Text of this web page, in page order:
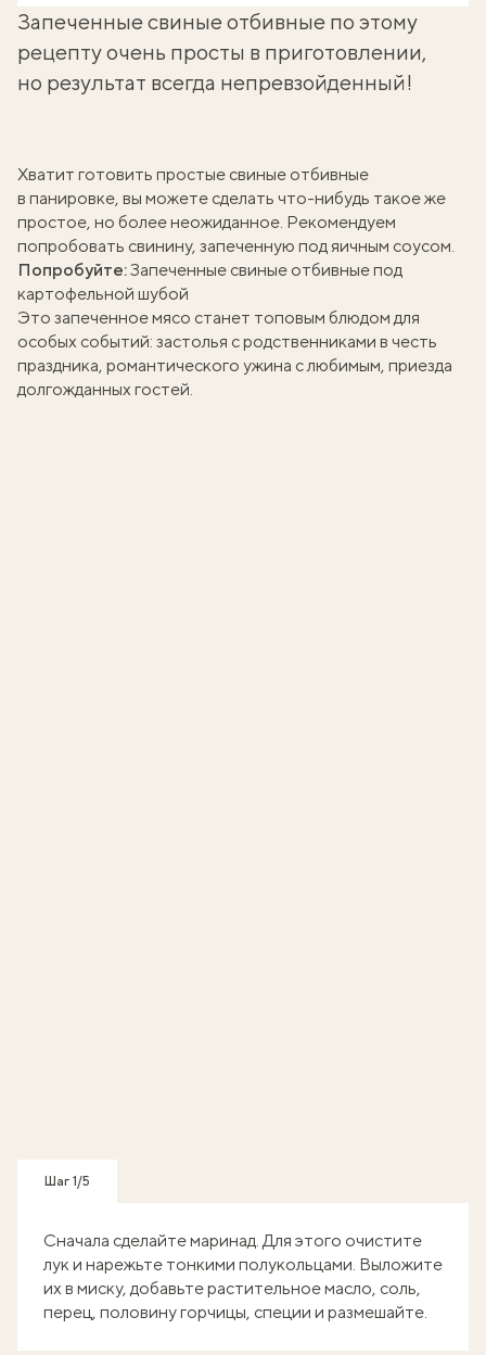
Запеченные свиные отбивные по этому
рецепту очень просты в приготовлении,
но результат всегда непревзойденный!
Хватит готовить простые свиные отбивные
в панировке, вы можете сделать что-нибудь такое же
простое, но более неожиданное. Рекомендуем
попробовать свинину, запеченную под яичным соусом.
Попробуйте:Запеченные свиные отбивные под
картофельной шубой
Это запеченное мясо станет топовым блюдом для
особых событий: застолья с родственниками в честь
праздника, романтического ужина с любимым, приезда
долгожданных гостей.
Шаг 1/5
Сначала сделайте маринад. Для этого очистите
лук и нарежьте тонкими полукольцами. Выложите
их в миску, добавьте растительное масло, соль,
перец, половину горчицы, специи и размешайте.